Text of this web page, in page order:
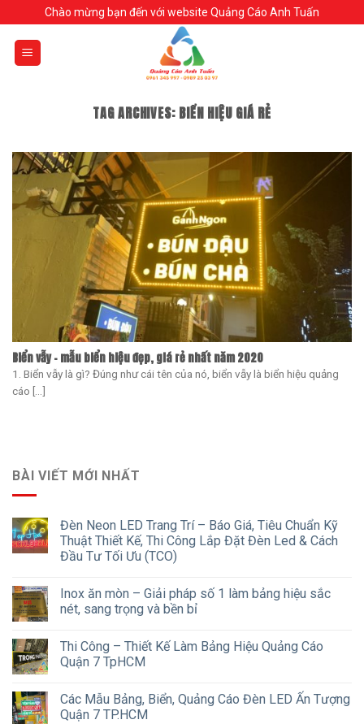
to
content
Chào mừng bạn đến với website Quảng Cáo Anh Tuấn
TAG ARCHIVES: BIỂN HIỆU GIÁ RẺ
Biển vẫy – mẫu biển hiệu đẹp, giá rẻ nhất năm 2020
1. Biển vẫy là gì? Đúng như cái tên của nó, biển vẫy là biển hiệu quảng
cáo [...]
BÀI VIẾT MỚI NHẤT
Đèn Neon LED Trang Trí – Báo Giá, Tiêu Chuẩn Kỹ
Thuật Thiết Kế, Thi Công Lắp Đặt Đèn Led & Cách
Đầu Tư Tối Ưu (TCO)
Inox ăn mòn – Giải pháp số 1 làm bảng hiệu sắc
nét, sang trọng và bền bỉ
Thi Công – Thiết Kế Làm Bảng Hiệu Quảng Cáo
Quận 7 TpHCM
Các Mẫu Bảng, Biển, Quảng Cáo Đèn LED Ấn Tượng
Quận 7 TP.HCM